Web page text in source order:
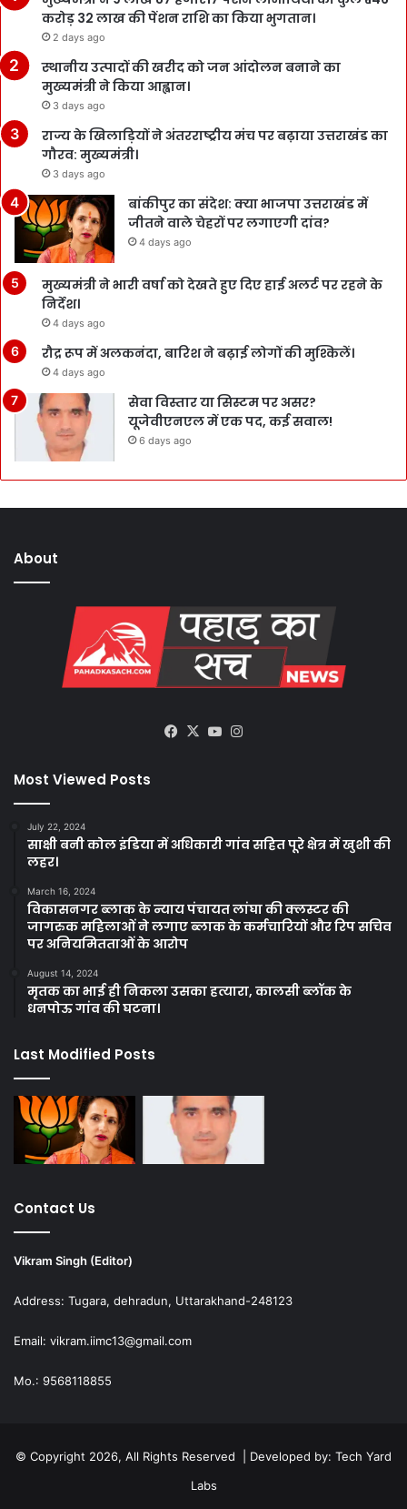
करोड़ 32 लाख की पेंशन राशि का किया भुगतान।
2 days ago
स्थानीय उत्पादों की खरीद को जन आंदोलन बनाने का
मुख्यमंत्री ने किया आह्वान।
3 days ago
राज्य के खिलाड़ियों ने अंतरराष्ट्रीय मंच पर बढ़ाया उत्तराखंड का
गौरव: मुख्यमंत्री।
3 days ago
बांकीपुर का संदेश: क्या भाजपा उत्तराखंड में
जीतने वाले चेहरों पर लगाएगी दांव?
4 days ago
मुख्यमंत्री ने भारी वर्षा को देखते हुए दिए हाई अलर्ट पर रहने के
निर्देश।
4 days ago
रौद्र रूप में अलकनंदा, बारिश ने बढ़ाई लोगों की मुश्किलें।
4 days ago
सेवा विस्तार या सिस्टम पर असर?
यूजेवीएनएल में एक पद, कई सवाल!
6 days ago
About
Facebook
X YouTube
Most Viewed Posts
July 22, 2024
साक्षी बनी कोल इंडिया में अधिकारी गांव सहित पूरे क्षेत्र में खुशी की
लहर।
March 16, 2024
विकासनगर ब्लाक के न्याय पंचायत लांघा की क्लस्टर की
जागरुक महिलाओं ने लगाए ब्लाक के कर्मचारियों और रिप सचिव
पर अनियमितताओं के आरोप
August 14, 2024
मृतक का भाई ही निकला उसका हत्यारा, कालसी ब्लॉक के
धनपोऊ गांव की घटना।
Last Modified Posts
Contact Us
Vikram Singh (Editor)
Address: Tugara, dehradun, Uttarakhand-248123
Email: vikram.iimc13@gmail.com
Mo.: 9568118855
© Copyright 2026, All Rights Reserved | Developed by: Tech Yard
Labs